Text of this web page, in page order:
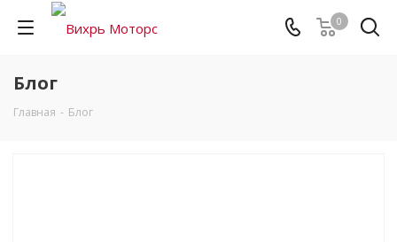
0
Блог
Главная - Блог